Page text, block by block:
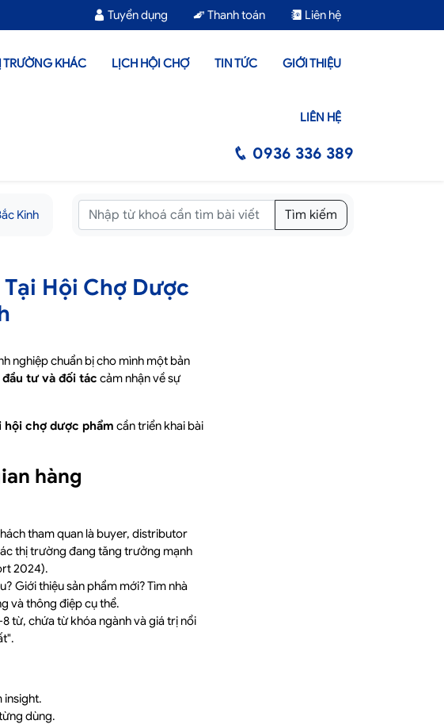
Tuyển dụng Thanh toán Liên hệ
TRƯỜNG KHÁC LỊCH HỘI CHỢ TIN TỨC GIỚI THIỆU
LIÊN HỆ
0936 336 389
Kinh Tìm kiếm
Hội Chợ Dược
nghiệp chuẩn bị cho mình một bản
đầu tư và đối tác cảm nhận về sự
hội chợ dược phẩm cần triển khai bài
hàng
tham quan là buyer, distributor
thị trường đang tăng trưởng mạnh
2024).
Giới thiệu sản phẩm mới? Tìm nhà
và thông điệp cụ thể.
từ, chứa từ khóa ngành và giá trị nổi
insight.
dùng.